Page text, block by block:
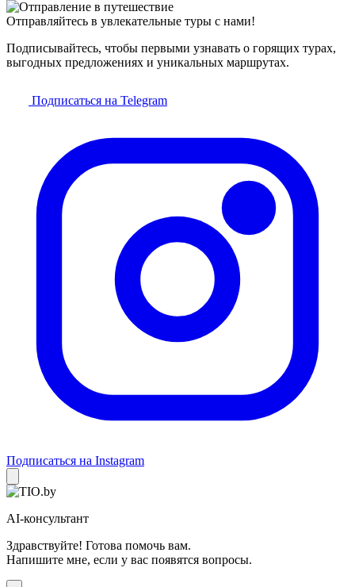
Отправляйтесь в увлекательные туры с нами!
Подписывайтесь, чтобы первыми узнавать о горящих турах,
выгодных предложениях и уникальных маршрутах.
Подписаться на Telegram
Подписаться на Instagram
AI-консультант
Здравствуйте! Готова помочь вам.
Напишите мне, если у вас появятся вопросы.